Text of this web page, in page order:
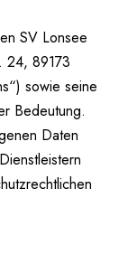
SV Lonsee
24, 89173
sowie seine
Bedeutung.
Daten